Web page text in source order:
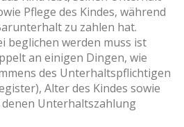
Pflege des Kindes, während
zu zahlen hat.
beglichen werden muss ist
an einigen Dingen, wie
des Unterhaltspflichtigen
Alter des Kindes sowie
Unterhaltszahlung